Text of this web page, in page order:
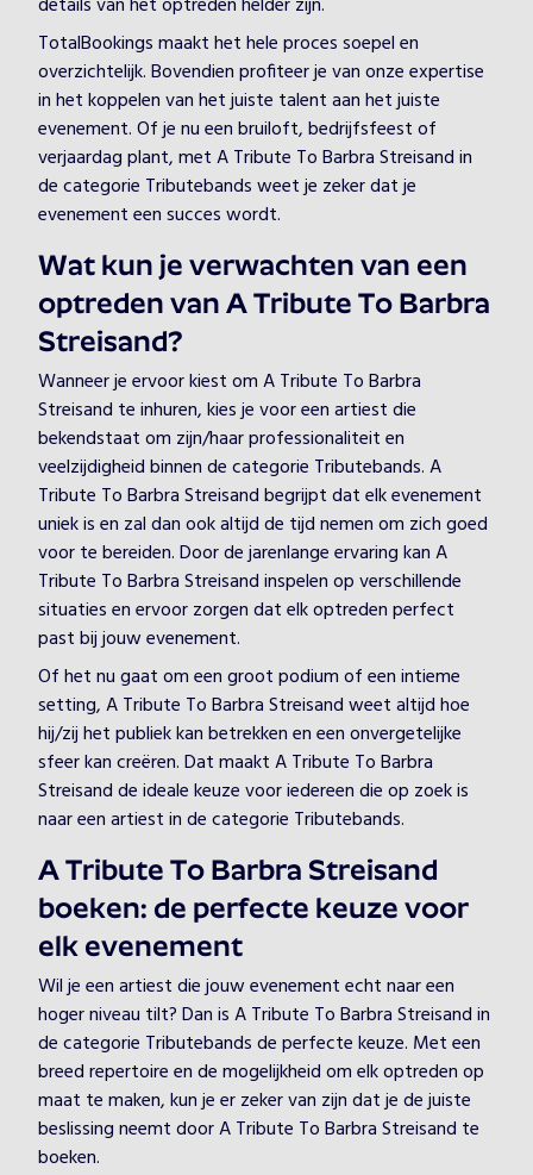
TotalBookings maakt het hele proces soepel en
overzichtelijk. Bovendien profiteer je van onze expertise
in het koppelen van het juiste talent aan het juiste
evenement. Of je nu een bruiloft, bedrijfsfeest of
verjaardag plant, met A Tribute To Barbra Streisand in
de categorie Tributebands weet je zeker dat je
evenement een succes wordt.
Wat kun je verwachten van een
optreden van A Tribute To Barbra
Streisand?
Wanneer je ervoor kiest om A Tribute To Barbra
Streisand te inhuren, kies je voor een artiest die
bekendstaat om zijn/haar professionaliteit en
veelzijdigheid binnen de categorie Tributebands. A
Tribute To Barbra Streisand begrijpt dat elk evenement
uniek is en zal dan ook altijd de tijd nemen om zich goed
voor te bereiden. Door de jarenlange ervaring kan A
Tribute To Barbra Streisand inspelen op verschillende
situaties en ervoor zorgen dat elk optreden perfect
past bij jouw evenement.
Of het nu gaat om een groot podium of een intieme
setting, A Tribute To Barbra Streisand weet altijd hoe
hij/zij het publiek kan betrekken en een onvergetelijke
sfeer kan creëren. Dat maakt A Tribute To Barbra
Streisand de ideale keuze voor iedereen die op zoek is
naar een artiest in de categorie Tributebands.
A Tribute To Barbra Streisand
boeken: de perfecte keuze voor
elk evenement
Wil je een artiest die jouw evenement echt naar een
hoger niveau tilt? Dan is A Tribute To Barbra Streisand in
de categorie Tributebands de perfecte keuze. Met een
breed repertoire en de mogelijkheid om elk optreden op
maat te maken, kun je er zeker van zijn dat je de juiste
beslissing neemt door A Tribute To Barbra Streisand te
boeken.